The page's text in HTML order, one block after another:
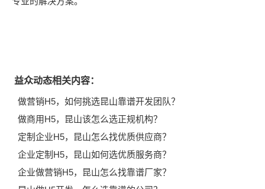
益众动态相关内容：
做营销H5，如何挑选昆山靠谱开发团队？
做商用H5，昆山该怎么选正规机构？
定制企业H5，昆山怎么找优质供应商？
企业定制H5，昆山如何选优质服务商？
企业做营销H5，昆山怎么找靠谱厂家？